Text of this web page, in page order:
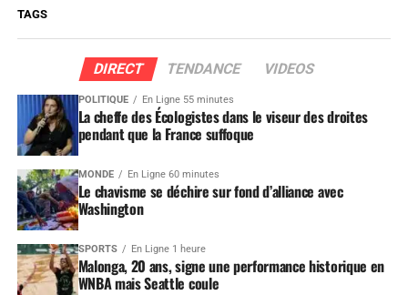
TAGS
DIRECT TENDANCE VIDEOS
POLITIQUE En Ligne 55 minutes
La cheffe des Écologistes dans le viseur des droites
pendant que la France suffoque
MONDE En Ligne 60 minutes
Le chavisme se déchire sur fond d’alliance avec
Washington
SPORTS En Ligne 1 heure
Malonga, 20 ans, signe une performance historique en
WNBA mais Seattle coule